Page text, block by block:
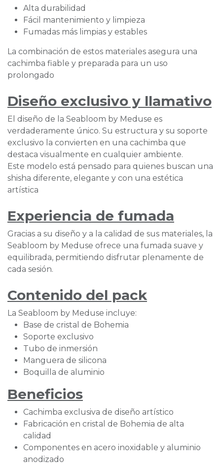
Alta durabilidad
Fácil mantenimiento y limpieza
Fumadas más limpias y estables
La combinación de estos materiales asegura una
cachimba fiable y preparada para un uso
prolongado
Diseño exclusivo y llamativo
El diseño de la Seabloom by Meduse es
verdaderamente único. Su estructura y su soporte
exclusivo la convierten en una cachimba que
destaca visualmente en cualquier ambiente.
Este modelo está pensado para quienes buscan una
shisha diferente, elegante y con una estética
artística
Experiencia de fumada
Gracias a su diseño y a la calidad de sus materiales, la
Seabloom by Meduse ofrece una fumada suave y
equilibrada, permitiendo disfrutar plenamente de
cada sesión.
Contenido del pack
La Seabloom by Meduse incluye:
Base de cristal de Bohemia
Soporte exclusivo
Tubo de inmersión
Manguera de silicona
Boquilla de aluminio
Beneficios
Cachimba exclusiva de diseño artístico
Fabricación en cristal de Bohemia de alta
calidad
Componentes en acero inoxidable y aluminio
anodizado